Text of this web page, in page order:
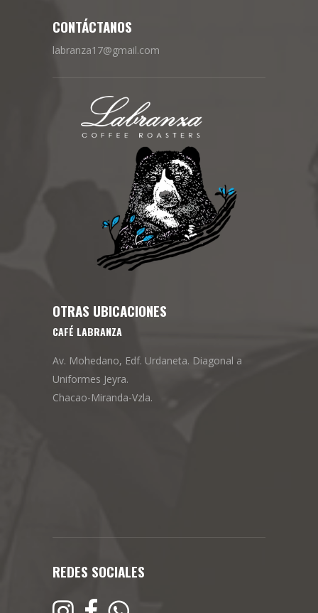
CONTÁCTANOS
labranza17@gmail.com
OTRAS UBICACIONES
CAFÉ LABRANZA
Av. Mohedano, Edf. Urdaneta. Diagonal a
Uniformes Jeyra.
Chacao-Miranda-Vzla.
REDES SOCIALES